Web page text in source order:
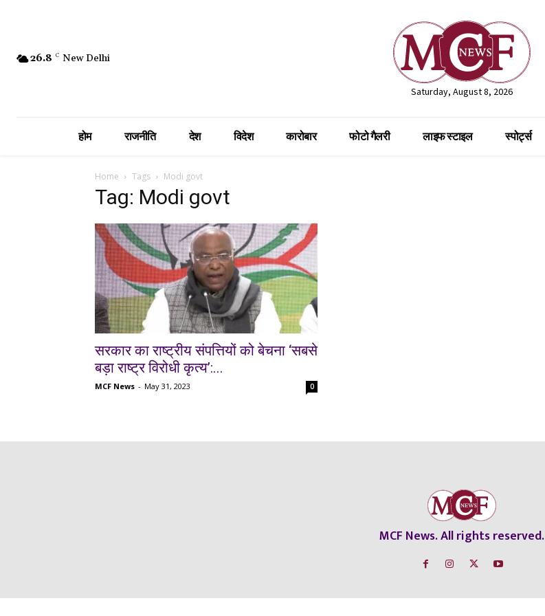
26.8 C New Delhi
Saturday, August 8, 2026
होम राजनीति देश विदेश कारोबार फोटो गैलरी लाइफ स्टाइल स्पोर्ट्स
Home Tags Modi govt
Tag: Modi govt
सरकार का राष्ट्रीय संपत्तियों को बेचना ‘सबसे
बड़ा राष्ट्र विरोधी कृत्य’:...
MCF News - May 31, 2023 0
MCF News. All rights reserved.